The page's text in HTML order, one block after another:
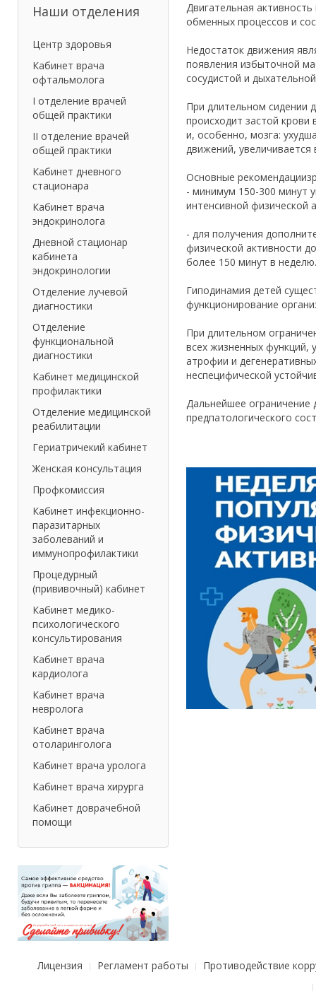
Двигательная
обменных процессов и
Недостаток движения
появления избыточной
сосудистой и
При длительном сидении
происходит застой
и, особенно, мозга:
движений,
Основные
- минимум 150-300 минут
интенсивной физической
- для получения
физической активности
более 150 минут в неделю.
Гиподинамия детей
функционирование
При длительном
всех жизненных функций,
атрофии и
неспецифической
Дальнейшее ограничение
предпатологического
Наши отделения
Центр здоровья
Кабинет врача
офтальмолога
I отделение врачей
общей практики
II отделение врачей
общей практики
Кабинет дневного
стационара
Кабинет врача
эндокринолога
Дневной стационар
кабинета
эндокринологии
Отделение лучевой
диагностики
Отделение
функциональной
диагностики
Кабинет медицинской
профилактики
Отделение медицинской
реабилитации
Гериатричекий кабинет
Женская консультация
Профкомиссия
Кабинет инфекционно-
паразитарных
заболеваний и
иммунопрофилактики
Процедурный
(прививочный) кабинет
Кабинет медико-
психологического
консультирования
Кабинет врача
кардиолога
Кабинет врача
невролога
Кабинет врача
отоларинголога
Кабинет врача уролога
Кабинет врача хирурга
Кабинет доврачебной
помощи
Лицензия Регламент работы Противодействие